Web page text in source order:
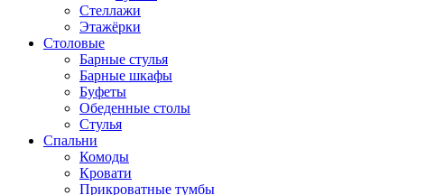
Стеллажи
Этажёрки
Столовые
Барные стулья
Барные шкафы
Буфеты
Обеденные столы
Стулья
Спальни
Комоды
Кровати
Прикроватные тумбы